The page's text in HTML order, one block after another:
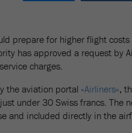
prepare for higher flight
has approved a request by
charges.
the aviation portal «Airliners»,
under 30 Swiss francs. The
and included directly in the